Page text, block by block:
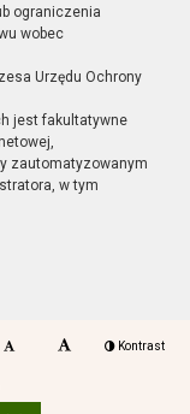
ograniczenia
wobec
Urzędu Ochrony
jest fakultatywne
zautomatyzowanym
w tym
Kontrast